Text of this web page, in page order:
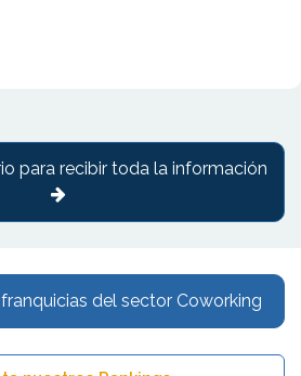
del sector Coworking